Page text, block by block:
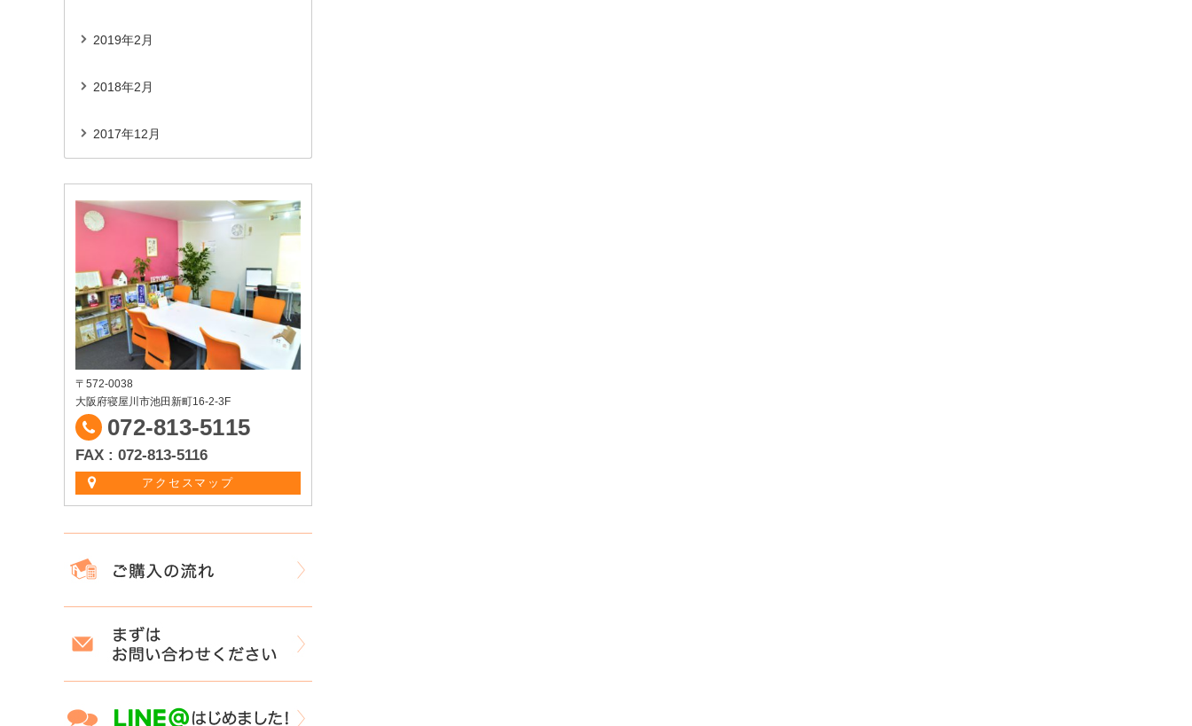
2019年2月
2018年2月
2017年12月
〒572-0038
大阪府寝屋川市池田新町16-2-3F
072-813-5115
FAX : 072-813-5116
アクセスマップ